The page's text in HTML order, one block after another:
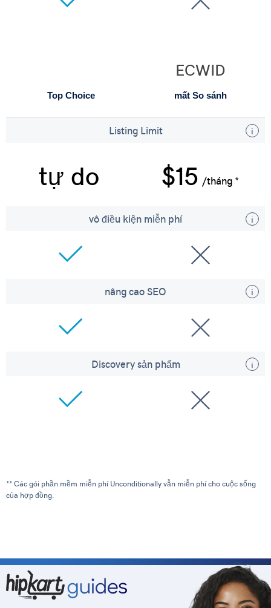
Top Choice
ECWID
mất So sánh
Listing Limit
tự do $15 /tháng *
vô điều kiện miễn phí
nâng cao SEO
Discovery sản phẩm
** Các gói phần mềm miễn phí Unconditionally vẫn miễn phí cho cuộc sống
của hợp đồng.